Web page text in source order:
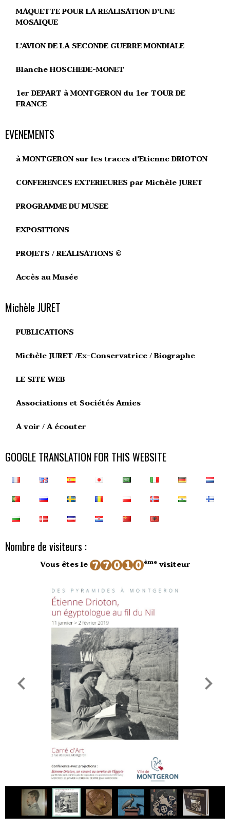
MAQUETTE POUR LA REALISATION D'UNE
MOSAIQUE
L'AVION DE LA SECONDE GUERRE MONDIALE
Blanche HOSCHEDE-MONET
1er DEPART à MONTGERON du 1er TOUR DE
FRANCE
EVENEMENTS
à MONTGERON sur les traces d'Etienne DRIOTON
CONFERENCES EXTERIEURES par Michèle JURET
PROGRAMME DU MUSEE
EXPOSITIONS
PROJETS / REALISATIONS ©
Accès au Musée
Michèle JURET
PUBLICATIONS
Michèle JURET /Ex-Conservatrice / Biographe
LE SITE WEB
Associations et Sociétés Amies
A voir / A écouter
GOOGLE TRANSLATION FOR THIS WEBSITE
Nombre de visiteurs :
Vous êtes le èmevisiteur